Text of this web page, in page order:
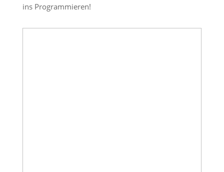
ins Programmieren!